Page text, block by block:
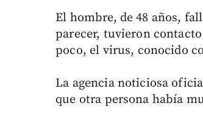
El hombre, de 48 años,
parecer, tuvieron
poco, el virus, conocido
La agencia noticiosa
que otra persona había